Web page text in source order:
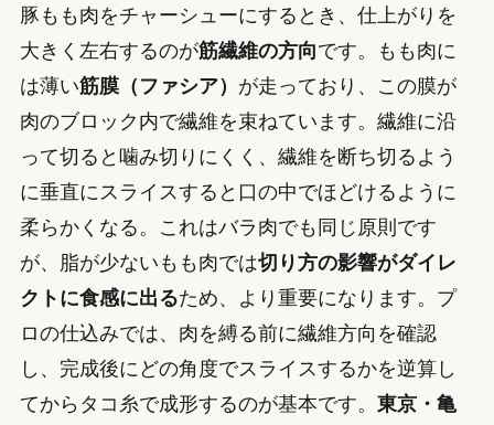
豚もも肉をチャーシューにするとき、仕上がりを
大きく左右するのが筋繊維の方向です。もも肉に
は薄い筋膜（ファシア） が走っており、この膜が
肉のブロック内で繊維を束ねています。繊維に沿
って切ると噛み切りにくく、繊維を断ち切るよう
に垂直にスライスすると口の中でほどけるように
柔らかくなる。これはバラ肉でも同じ原則です
が、脂が少ないもも肉では切り方の影響がダイレ
クトに食感に出るため、より重要になります。プ
ロの仕込みでは、肉を縛る前に繊維方向を確認
し、完成後にどの角度でスライスするかを逆算し
てからタコ糸で成形するのが基本です。 東京・亀